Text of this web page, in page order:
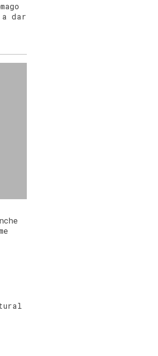
dar